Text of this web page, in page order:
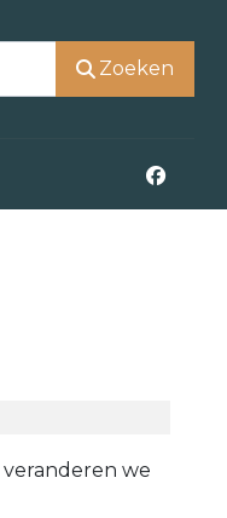
Zoeken
we